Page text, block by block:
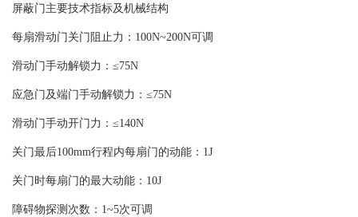
屏蔽门主要技术指标及机械结构
每扇滑动门关门阻止力：100N~200N可调
滑动门手动解锁力：≤75N
应急门及端门手动解锁力：≤75N
滑动门手动开门力：≤140N
关门最后100mm行程内每扇门的动能：1J
关门时每扇门的最大动能：10J
障碍物探测次数：1~5次可调